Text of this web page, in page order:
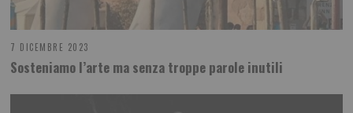
7 DICEMBRE 2023
Sosteniamo l’arte ma senza troppe parole inutili